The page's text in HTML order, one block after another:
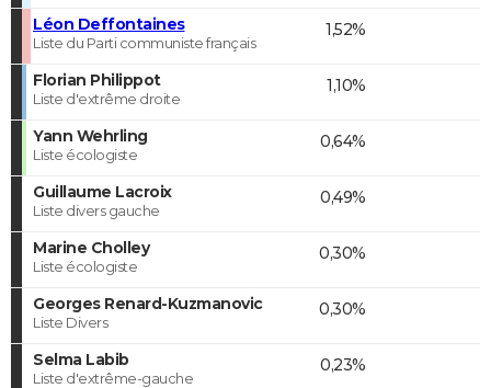
Léon Deffontaines
Liste du Parti communiste français
1,52%
Florian Philippot
Liste d'extrême droite
1,10%
Yann Wehrling
Liste écologiste
0,64%
Guillaume Lacroix
Liste divers gauche
0,49%
Marine Cholley
Liste écologiste
0,30%
Georges Renard-Kuzmanovic
Liste Divers
0,30%
Selma Labib
Liste d'extrême-gauche
0,23%